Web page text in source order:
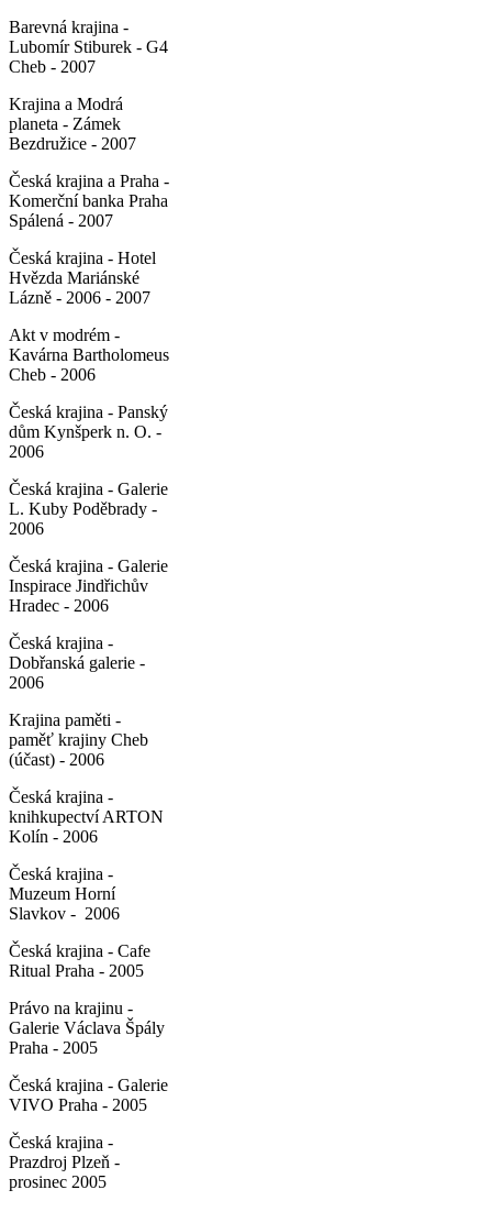
Barevná krajina -
Lubomír Stiburek - G4
Cheb - 2007
Krajina a Modrá
planeta - Zámek
Bezdružice - 2007
Česká krajina a Praha -
Komerční banka Praha
Spálená - 2007
Česká krajina - Hotel
Hvězda Mariánské
Lázně - 2006 - 2007
Akt v modrém -
Kavárna Bartholomeus
Cheb - 2006
Česká krajina - Panský
dům Kynšperk n. O. -
2006
Česká krajina - Galerie
L. Kuby Poděbrady -
2006
Česká krajina - Galerie
Inspirace Jindřichův
Hradec - 2006
Česká krajina -
Dobřanská galerie -
2006
Krajina paměti -
paměť krajiny Cheb
(účast) - 2006
Česká krajina -
knihkupectví ARTON
Kolín - 2006
Česká krajina -
Muzeum Horní
Slavkov - 2006
Česká krajina - Cafe
Ritual Praha - 2005
Právo na krajinu -
Galerie Václava Špály
Praha - 2005
Česká krajina - Galerie
VIVO Praha - 2005
Česká krajina -
Prazdroj Plzeň -
prosinec 2005